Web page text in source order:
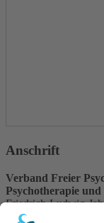
Anschrift
Verband Freier
Psychotherapie und
Friedrich-Ludwig-
31582 Nienburg/Weser